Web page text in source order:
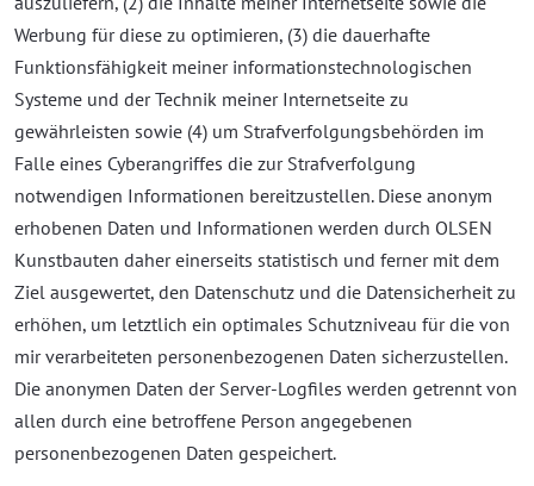
Werbung für diese zu optimieren, (3) die dauerhafte
Funktionsfähigkeit meiner informationstechnologischen
Systeme und der Technik meiner Internetseite zu
gewährleisten sowie (4) um Strafverfolgungsbehörden im
Falle eines Cyberangriffes die zur Strafverfolgung
notwendigen Informationen bereitzustellen. Diese anonym
erhobenen Daten und Informationen werden durch OLSEN
Kunstbauten daher einerseits statistisch und ferner mit dem
Ziel ausgewertet, den Datenschutz und die Datensicherheit zu
erhöhen, um letztlich ein optimales Schutzniveau für die von
mir verarbeiteten personenbezogenen Daten sicherzustellen.
Die anonymen Daten der Server-Logfiles werden getrennt von
allen durch eine betroffene Person angegebenen
personenbezogenen Daten gespeichert.